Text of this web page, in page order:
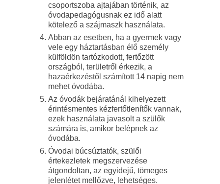
csoportszoba ajtajában történik, az
óvodapedagógusnak ez idő alatt
kötelező a szájmaszk használata.
Abban az esetben, ha a gyermek vagy
vele egy háztartásban élő személy
külföldön tartózkodott, fertőzött
országból, területről érkezik, a
hazaérkezéstől számított 14 napig nem
mehet óvodába.
Az óvodák bejáratánál kihelyezett
érintésmentes kézfertőtlenítők vannak,
ezek használata javasolt a szülők
számára is, amikor belépnek az
óvodába.
Óvodai búcsúztatók, szülői
értekezletek megszervezése
átgondoltan, az egyidejű, tömeges
jelenlétet mellőzve, lehetséges.